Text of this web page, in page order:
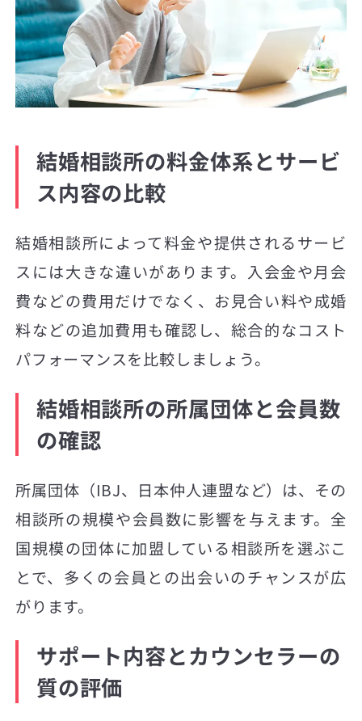
結婚相談所の料金体系とサービ
ス内容の比較
結婚相談所によって料金や提供されるサービ
スには大きな違いがあります。入会金や月会
費などの費用だけでなく、お見合い料や成婚
料などの追加費用も確認し、総合的なコスト
パフォーマンスを比較しましょう。
結婚相談所の所属団体と会員数
の確認
所属団体（IBJ、日本仲人連盟など）は、その
相談所の規模や会員数に影響を与えます。全
国規模の団体に加盟している相談所を選ぶこ
とで、多くの会員との出会いのチャンスが広
がります。
サポート内容とカウンセラーの
質の評価